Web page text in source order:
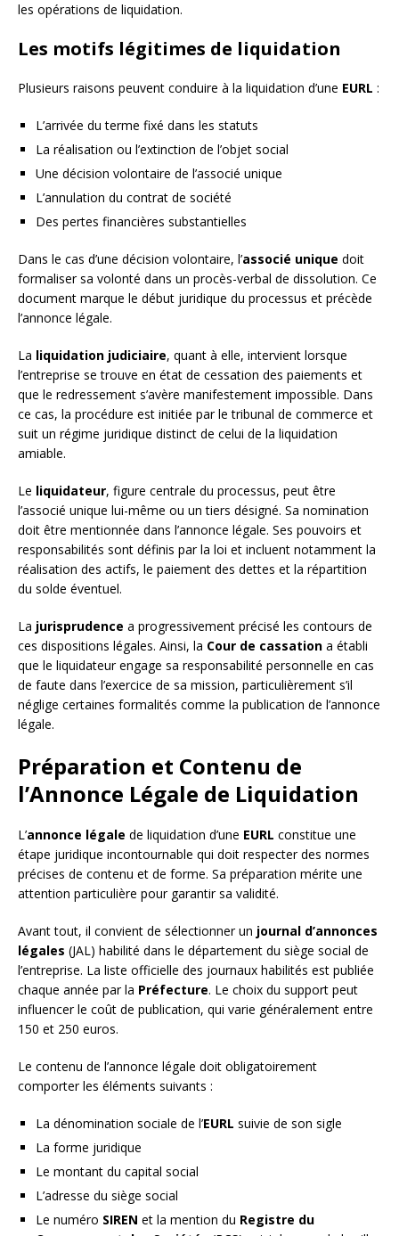
les opérations de liquidation.
Les motifs légitimes de liquidation
Plusieurs raisons peuvent conduire à la liquidation d’une EURL :
L’arrivée du terme fixé dans les statuts
La réalisation ou l’extinction de l’objet social
Une décision volontaire de l’associé unique
L’annulation du contrat de société
Des pertes financières substantielles
Dans le cas d’une décision volontaire, l’associé unique doit
formaliser sa volonté dans un procès-verbal de dissolution. Ce
document marque le début juridique du processus et précède
l’annonce légale.
La liquidation judiciaire, quant à elle, intervient lorsque
l’entreprise se trouve en état de cessation des paiements et
que le redressement s’avère manifestement impossible. Dans
ce cas, la procédure est initiée par le tribunal de commerce et
suit un régime juridique distinct de celui de la liquidation
amiable.
Le liquidateur, figure centrale du processus, peut être
l’associé unique lui-même ou un tiers désigné. Sa nomination
doit être mentionnée dans l’annonce légale. Ses pouvoirs et
responsabilités sont définis par la loi et incluent notamment la
réalisation des actifs, le paiement des dettes et la répartition
du solde éventuel.
La jurisprudence a progressivement précisé les contours de
ces dispositions légales. Ainsi, la Cour de cassation a établi
que le liquidateur engage sa responsabilité personnelle en cas
de faute dans l’exercice de sa mission, particulièrement s’il
néglige certaines formalités comme la publication de l’annonce
légale.
Préparation et Contenu de
l’Annonce Légale de Liquidation
L’annonce légale de liquidation d’une EURL constitue une
étape juridique incontournable qui doit respecter des normes
précises de contenu et de forme. Sa préparation mérite une
attention particulière pour garantir sa validité.
Avant tout, il convient de sélectionner un journal d’annonces
légales (JAL) habilité dans le département du siège social de
l’entreprise. La liste officielle des journaux habilités est publiée
chaque année par la Préfecture. Le choix du support peut
influencer le coût de publication, qui varie généralement entre
150 et 250 euros.
Le contenu de l’annonce légale doit obligatoirement
comporter les éléments suivants :
La dénomination sociale de l’EURL suivie de son sigle
La forme juridique
Le montant du capital social
L’adresse du siège social
Le numéro SIREN et la mention du Registre du